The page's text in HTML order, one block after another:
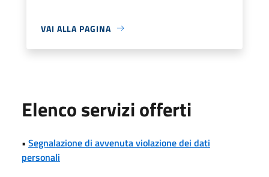
VAI ALLA PAGINA
Elenco servizi offerti
• Segnalazione di avvenuta violazione dei dati
personali